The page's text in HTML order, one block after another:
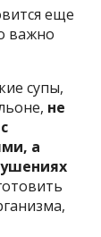
еще
важно
супы,
не
а